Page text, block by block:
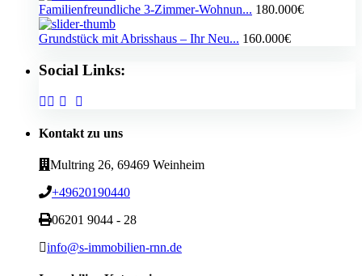
Familienfreundliche 3-Zimmer-Wohnun... 180.000€
Grundstück mit Abrisshaus – Ihr Neu... 160.000€
Social Links:
Kontakt zu uns
Multring 26, 69469 Weinheim
+49620190440
06201 9044 - 28
info@s-immobilien-rnn.de